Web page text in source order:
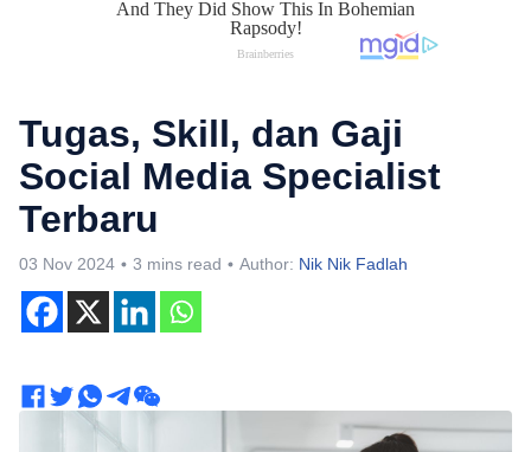
Tugas, Skill, dan Gaji
Social Media Specialist
Terbaru
03 Nov 2024 3 mins read Author: Nik Nik Fadlah